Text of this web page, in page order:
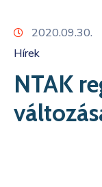
2020.09.30.
Hírek
NTAK